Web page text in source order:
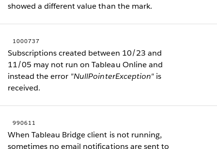
showed a different value than the mark.
1000737
Subscriptions created between 10/23 and
11/05 may not run on Tableau Online and
instead the error "NullPointerException"is
received.
990611
When Tableau Bridge client is not running,
sometimes no email notifications are sent to